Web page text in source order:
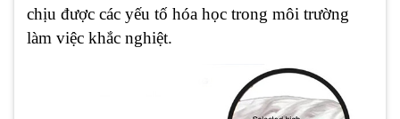
chịu được các yếu tố hóa học trong môi trường
làm việc khắc nghiệt.